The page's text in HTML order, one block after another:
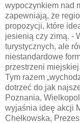
wypoczynkiem nad
zapewniają, że
propozycji, które
jesienią czy zimą. -
turystycznych, ale
niestandardowe
przestrzeni miejskiej.
Tym razem
dotrzeć do jak
Poznania,
wyjaśnia ideę akcji
Chełkowska,